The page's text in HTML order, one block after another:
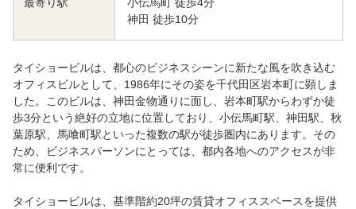
神田 徒歩10分
タイショービルは、都心のビジネスシーンに新たな風を吹き込む
オフィスビルとして、1986年にその姿を千代田区岩本町に顕しま
した。このビルは、神田金物通りに面し、岩本町駅からわずか徒
歩3分という絶好の立地に位置しており、小伝馬町駅、神田駅、秋
葉原駅、馬喰町駅といった複数の駅が徒歩圏内にあります。その
ため、ビジネスパーソンにとっては、都内各地へのアクセスが非
常に便利です。
タイショービルは、基準階約20坪の賃貸オフィススペースを提供